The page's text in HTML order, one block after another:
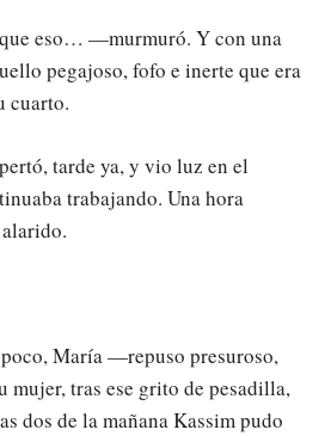
eso… —murmuró. Y con una
pegajoso, fofo e inerte que era
cuarto.
tarde ya, y vio luz en el
trabajando. Una hora
María —repuso presuroso,
mujer, tras ese grito de pesadilla,
dos de la mañana Kassim pudo